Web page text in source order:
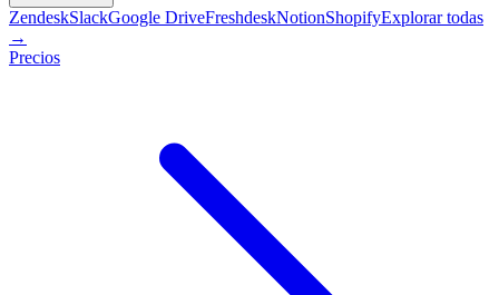
ZendeskSlackGoogle DriveFreshdeskNotionShopifyExplorar todas
→
Precios